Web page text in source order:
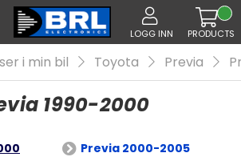
LOGG INN PRODUCTS
i min bil Toyota Previa
1990-2000
Previa 2000-2005